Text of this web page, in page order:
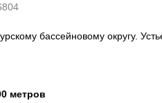
бассейновому округу.
метров